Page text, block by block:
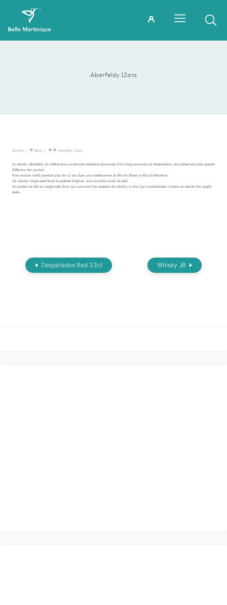
Aberfeldy 12ans
Accueil » Blog » » Aberfeldy 12ans
Le whisky Aberfeldy est célèbre pour sa douceur mielleuse provenant d’un long processus de fermentation, qui permet une plus grande
diffusion des saveurs.
Il est ensuite vieilli pendant plus de 12 ans dans une combinaison de fûts de Sherry et fûts de Bourbon.
Un whisky single malt fruité et parfumé d’épices, avec de riches notes de miel.
Sa rondeur en fait un single malt doux qui saura ravir les amateurs de whisky et ceux qui souhaiteraient s’initier au monde des single
malts.
Despérados Red 33cl Whisky JB